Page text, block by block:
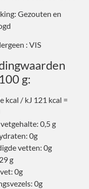
Gezouten en
: VIS
g:
kcal / kJ 121 kcal =
0,5 g
0g
vetten: 0g
g
0g
0g